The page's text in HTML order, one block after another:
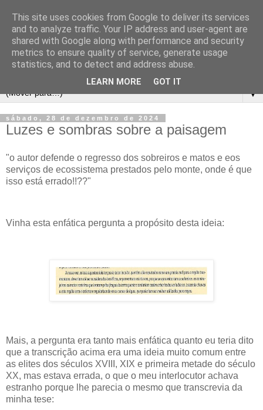
▼
sábado, 28 de dezembro de 2024
Luzes e sombras sobre a paisagem
"o autor defende o regresso dos sobreiros e matos e eos
serviços de ecossistema prestados pelo monte, onde é que
isso está errado!!??"
Vinha esta enfática pergunta a propósito desta ideia:
Mais, a pergunta era tanto mais enfática quanto eu teria dito
que a transcrição acima era uma ideia muito comum entre
as elites dos séculos XVIII, XIX e primeira metade do século
XX, mas estava errada, o que o meu interlocutor achava
estranho porque lhe parecia o mesmo que transcrevia da
minha tese:
This site uses cookies from Google to deliver its services
and to analyze traffic. Your IP address and user-agent are
shared with Google along with performance and security
metrics to ensure quality of service, generate usage
statistics, and to detect and address abuse.
LEARN MORE GOT IT